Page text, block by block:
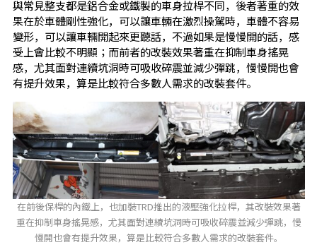
與常見整支都是鋁合金或鐵製的車身拉桿不同，後者著重的效
果在於車體剛性強化，可以讓車輛在激烈操駕時，車體不容易
變形，可以讓車輛開起來更聽話，不過如果是慢慢開的話，感
受上會比較不明顯；而前者的改裝效果著重在抑制車身搖晃
感，尤其面對連續坑洞時可吸收碎震並減少彈跳，慢慢開也會
有提升效果，算是比較符合多數人需求的改裝套件。
在前後保桿的內鐵上，也加裝TRD推出的液壓強化拉桿，其改裝效果著
重在抑制車身搖晃感，尤其面對連續坑洞時可吸收碎震並減少彈跳，慢
慢開也會有提升效果，算是比較符合多數人需求的改裝套件。